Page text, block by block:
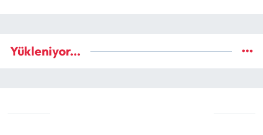
Yükleniyor...